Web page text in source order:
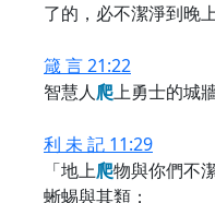
了的，必不潔淨到晚上
箴 言 21:22
智慧人爬上勇士的城
利 未 記 11:29
「地上爬物與你們不
蜥蜴與其類；